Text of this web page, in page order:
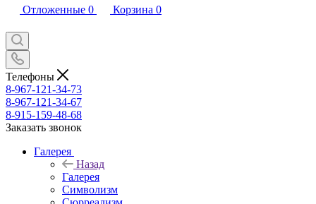
Отложенные 0 Корзина 0
Телефоны
8-967-121-34-73
8-967-121-34-67
8-915-159-48-68
Заказать звонок
Галерея
Назад
Галерея
Символизм